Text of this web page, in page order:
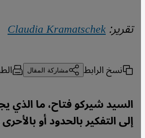
تقرير:Claudia Kramatschek
نسخ الرابط مشاركة المقال
السيد شيركو فتاح، ما الذي
إلى التفكير بالحدود أو